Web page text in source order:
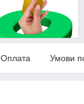
Оплата Умови